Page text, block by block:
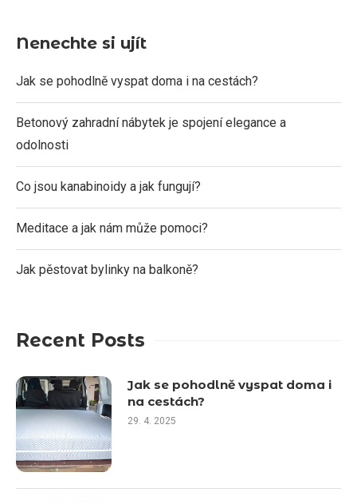
Nenechte si ujít
Jak se pohodlně vyspat doma i na cestách?
Betonový zahradní nábytek je spojení elegance a
odolnosti
Co jsou kanabinoidy a jak fungují?
Meditace a jak nám může pomoci?
Jak pěstovat bylinky na balkoně?
Recent Posts
Jak se pohodlně vyspat doma i
na cestách?
29. 4. 2025